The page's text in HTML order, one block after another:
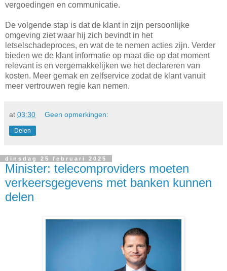
vergoedingen en communicatie.
De volgende stap is dat de klant in zijn persoonlijke
omgeving ziet waar hij zich bevindt in het
letselschadeproces, en wat de te nemen acties zijn. Verder
bieden we de klant informatie op maat die op dat moment
relevant is en vergemakkelijken we het declareren van
kosten. Meer gemak en zelfservice zodat de klant vanuit
meer vertrouwen regie kan nemen.
at 03:30 Geen opmerkingen:
Delen
dinsdag 25 februari 2025
Minister: telecomproviders moeten
verkeersgegevens met banken kunnen
delen